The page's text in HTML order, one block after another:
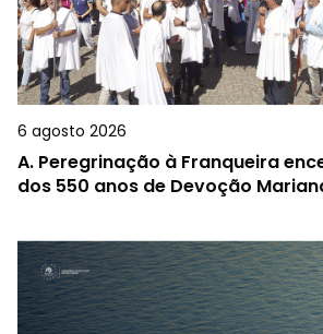
6 agosto 2026
A. Peregrinação à Franqueira
dos 550 anos de Devoção